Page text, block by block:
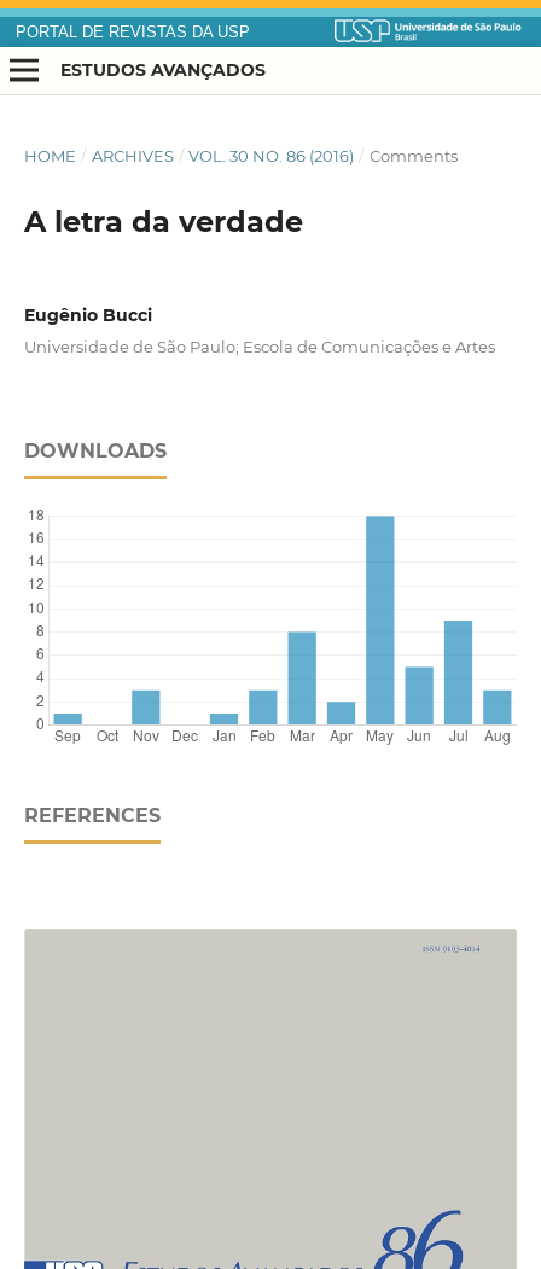
PORTAL DE REVISTAS DA USP
ESTUDOS AVANÇADOS
HOME / ARCHIVES / VOL. 30 NO. 86 (2016) / Comments
A letra da verdade
Eugênio Bucci
Universidade de São Paulo; Escola de Comunicações e Artes
DOWNLOADS
REFERENCES